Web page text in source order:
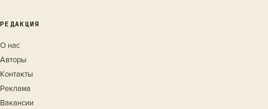
РЕДАКЦИЯ
О нас
Авторы
Контакты
Реклама
Вакансии